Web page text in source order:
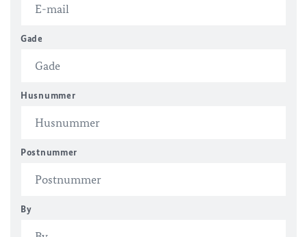
Gade
Husnummer
Postnummer
By